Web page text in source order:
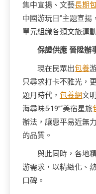
集中宣揚、文藝長期
中國游玩日”主題宣
單元組織各類文旅運
保證供應 晉陞辦
現在民眾出包養
只尋求打卡不雅光，
題月時代， 包養網文
海尋味5·19”“美宿星旅
辦法，讓惠平易近無
的品質。
與此同時，各地
游需求，以精緻化、
口碑。